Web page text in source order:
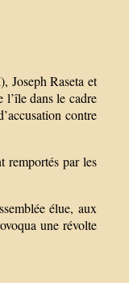
Joseph Raseta et
l’île dans le cadre
contre
remportés par les
élue, aux
une révolte